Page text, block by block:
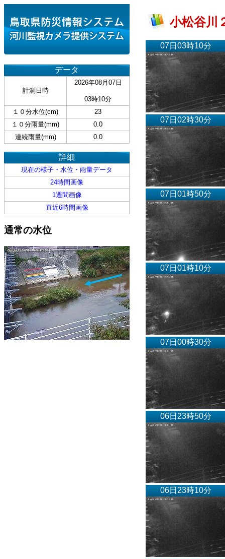
データ
計測日時
2026年08月07日
03時10分
１０分水位(cm)
23
１０分雨量(mm)
0.0
連続雨量(mm)
0.0
詳細
現在の様子・水位・雨量データ
24時間画像
1週間画像
直近6時間画像
通常の水位
小松谷川
07日03時10分
07日02時30分
07日01時50分
07日01時10分
07日00時30分
06日23時50分
06日23時10分